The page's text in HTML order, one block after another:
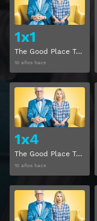
1x1
The Good Place Temporada 1 Capitulo 1
10 años hace
1x4
The Good Place Temporada 1 Capitulo 4
10 años hace